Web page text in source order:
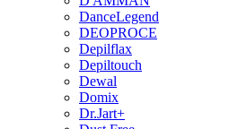
DanceLegend
DEOPROCE
Depilflax
Depiltouch
Dewal
Domix
Dr.Jart+